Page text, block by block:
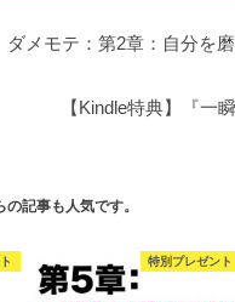
ダメモテ：第2章：自分を
【Kindle特典】『一
の記事も人気です。
特別プレゼント